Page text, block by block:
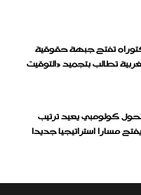
تفتح جبهة حقوقية
تطالب بتجميد «التوقيت
كولومبي يعيد ترتيب
مسارا استراتيجيا جديدا